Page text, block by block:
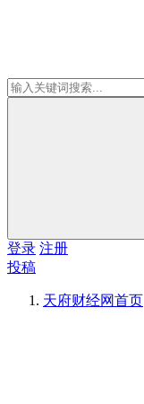
登录 注册
投稿
天府财经网首页